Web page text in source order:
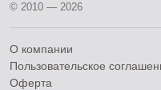
© 2010 — 2026
О компании
Пользовательское
Оферта